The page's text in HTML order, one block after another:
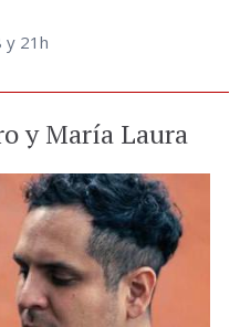
y 21h
y María Laura